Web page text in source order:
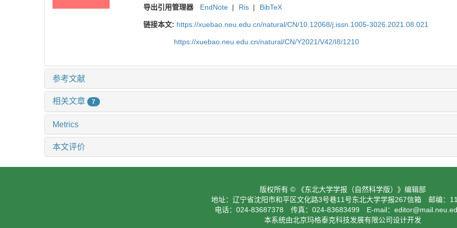
导出引用管理器 EndNote | Ris | BibTeX
链接本文: https://xuebao.neu.edu.cn/natural/CN/10.12068/j.issn.1005-3026.2021.08.021
https://xuebao.neu.edu.cn/natural/CN/Y2021/V42/I8/1210
参考文献
相关文章 7
Metrics
本文评价
版权所有 © 《东北大学学报（自然科学版）》编辑部
地址：辽宁省沈阳市和平区文化路3号巷11号东北大学学报267信箱 邮编：
电话：024-83687378 传真：024-83683499 E-mail：
本系统由北京玛格泰克科技发展有限公司设计开发